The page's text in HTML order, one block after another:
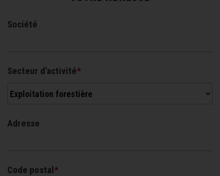
Société
Secteur d'activité
Adresse
Code postal